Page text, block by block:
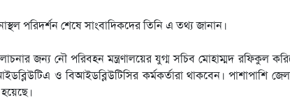
পরিদর্শন শেষে সাংবাদিকদের তিনি এ তথ্য জানান।
জন্য নৌ পরিবহন মন্ত্রণালয়ের যুগ্ম সচিব মোহাম্মদ রফিকুল
ও বিআইডব্লিউটিসির কর্মকর্তারা থাকবেন। পাশাপাশি